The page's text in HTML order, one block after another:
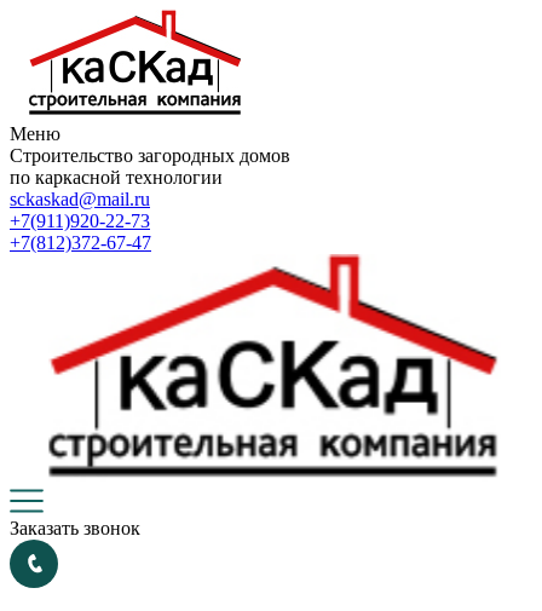
Меню
Строительство загородных домов
по каркасной технологии
sckaskad@mail.ru
+7(911)920-22-73
+7(812)372-67-47
Заказать звонок